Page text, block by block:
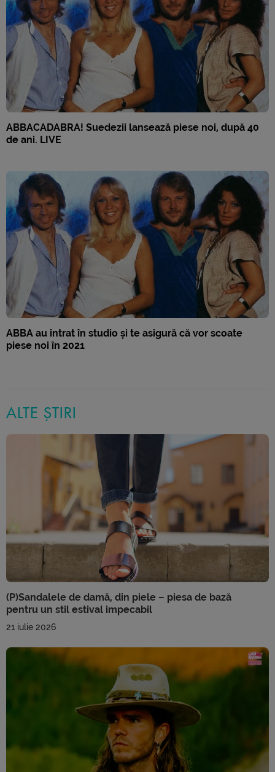
ABBACADABRA! Suedezii lansează piese noi, după 40
de ani. LIVE
ABBA au intrat în studio și te asigură că vor scoate
piese noi în 2021
ALTE ȘTIRI
(P)Sandalele de damă, din piele – piesa de bază
pentru un stil estival impecabil
21 iulie 2026